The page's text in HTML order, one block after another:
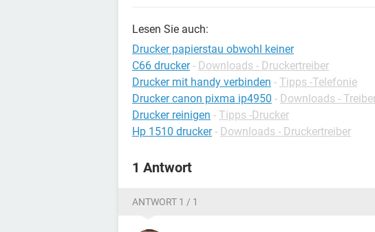
Lesen Sie auch:
Drucker papierstau obwohl keiner
C66 drucker - Downloads - Druckertreiber
Drucker mit handy verbinden - Tipps -Telefonie
Drucker canon pixma ip4950 - Downloads -
Drucker reinigen - Tipps -Drucker
Hp 1510 drucker - Downloads - Druckertreiber
1 Antwort
ANTWORT 1 / 1